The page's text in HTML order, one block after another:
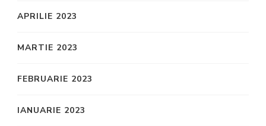
APRILIE 2023
MARTIE 2023
FEBRUARIE 2023
IANUARIE 2023